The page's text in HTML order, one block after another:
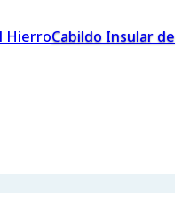
Cabildo Insular de